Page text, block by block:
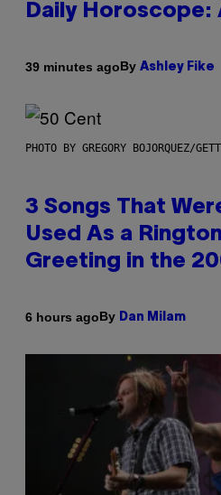
Daily Horoscope:
39 minutes agoBy Ashley Fike
PHOTO BY GREGORY BOJORQUEZ/
3 Songs That
Used As a
Greeting in the
6 hours agoBy Dan Milam